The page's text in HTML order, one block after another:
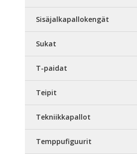
Sisäjalkapallokengät
Sukat
T-paidat
Teipit
Tekniikkapallot
Temppufiguurit